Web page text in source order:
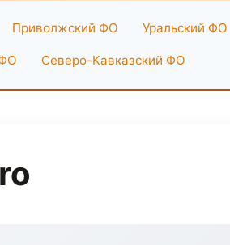
Приволжский ФО Уральский ФО
Северо-Кавказский ФО